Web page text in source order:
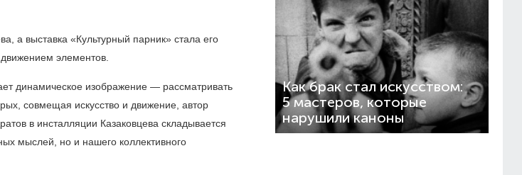
а выставка «Культурный парник» стала его
элементов.
динамическое изображение — рассматривать
совмещая искусство и движение, автор
в инсталляции Казаковцева складывается
мыслей, но и нашего коллективного
Как брак стал искусством:
5 мастеров, которые
нарушили каноны